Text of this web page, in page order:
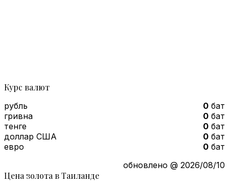
Курс валют
рубль 0 бат
гривна
0 бат
тенге
0 бат
доллар США
0 бат
евро
0 бат
обновлено @ 2026/08/10
Цена золота в Таиланде